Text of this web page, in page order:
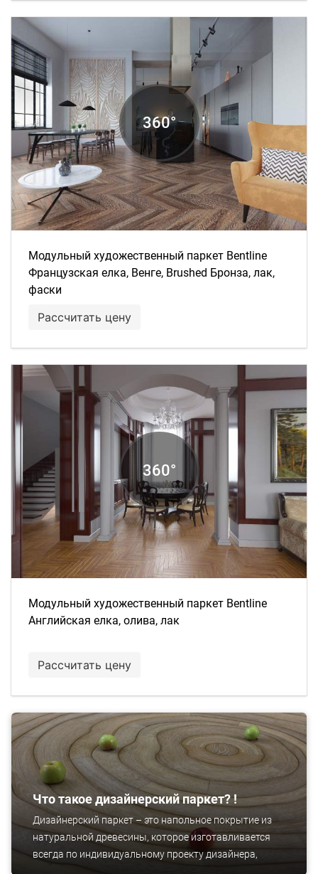
Модульный художественный паркет Bentline
Французская елка, Венге, Brushed Бронза, лак,
фаски
Рассчитать цену
Модульный художественный паркет Bentline
Английская елка, олива, лак
Рассчитать цену
Что такое дизайнерский паркет? !
Дизайнерский паркет – это напольное покрытие из
натуральной древесины, которое изготавливается
всегда по индивидуальному проекту дизайнера,